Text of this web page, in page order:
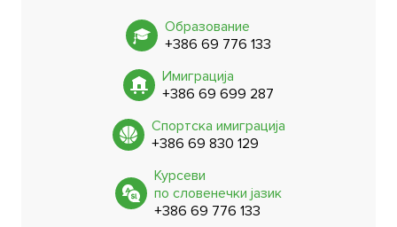
Образование
+386 69 776 133
Имиграција
+386 69 699 287
Спортска имиграција
+386 69 830 129
Курсеви
по словенечки јазик
+386 69 776 133
Се согласувам со обработка на моите лични
податоци
Се согласувам со условите за користење